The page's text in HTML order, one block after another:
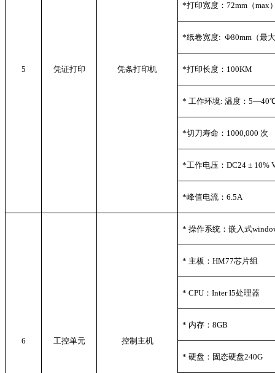
5 凭证打印 凭条打印机
*打印宽度：72mm（max
*纸卷宽度: Ф80mm（最
*打印长度：100KM
* 工作环境: 温度：
*切刀寿命：1000,000 次
*工作电压：DC24 ± 10%
*峰值电流：6.5A
6 工控单元 控制主机
* 操作系统：嵌入式
* 主板：HM77芯片组
* CPU ：Inter I5处理器
* 内存：8GB
* 硬盘：固态硬盘240G